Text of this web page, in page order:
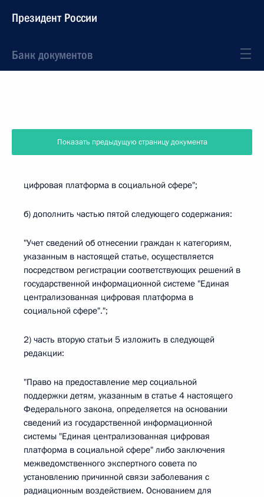
Президент России
Банк документов
Показать предыдущую страницу документа
цифровая платформа в социальной сфере";
б) дополнить частью пятой следующего содержания:
"Учет сведений об отнесении граждан к категориям,
указанным в настоящей статье, осуществляется
посредством регистрации соответствующих решений в
государственной информационной системе "Единая
централизованная цифровая платформа в
социальной сфере".";
2) часть вторую статьи 5 изложить в следующей
редакции:
"Право на предоставление мер социальной
поддержки детям, указанным в статье 4 настоящего
Федерального закона, определяется на основании
сведений из государственной информационной
системы "Единая централизованная цифровая
платформа в социальной сфере" либо заключения
межведомственного экспертного совета по
установлению причинной связи заболевания с
радиационным воздействием. Основанием для